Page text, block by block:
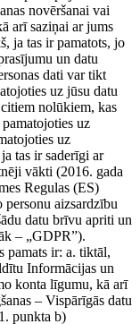
novēršanai vai
arī saziņai ar jums
ja tas ir pamatots, jo
un datu
dati var tikt
uz jūsu datu
nolūkiem, kas
uz
uz
tas ir saderīgi ar
vākti (2016. gada
Regulas (ES)
aizsardzību
datu brīvu apriti un
– „GDPR”).
pamats ir: a. tiktāl,
Informācijas un
konta līgumu, kā arī
– Vispārīgās datu
punkta b)